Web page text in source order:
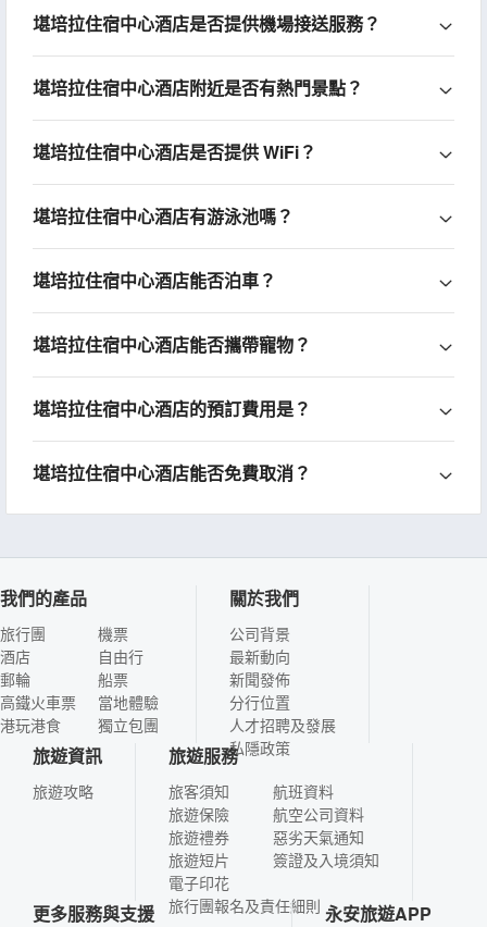
堪培拉住宿中心酒店是否提供機場接送服務？
堪培拉住宿中心酒店附近是否有熱門景點？
堪培拉住宿中心酒店是否提供 WiFi？
堪培拉住宿中心酒店有游泳池嗎？
堪培拉住宿中心酒店能否泊車？
堪培拉住宿中心酒店能否攜帶寵物？
堪培拉住宿中心酒店的預訂費用是？
堪培拉住宿中心酒店能否免費取消？
我們的產品
旅行團
酒店
郵輪
高鐵火車票
港玩港食
機票
自由行
船票
當地體驗
獨立包團
關於我們
公司背景
最新動向
新聞發佈
分行位置
人才招聘及發展
私隱政策
旅遊資訊
旅遊攻略
旅遊服務
旅客須知
旅遊保險
旅遊禮券
旅遊短片
電子印花
航班資料
航空公司資料
惡劣天氣通知
簽證及入境須知
旅行團報名及責任細則
更多服務與支援 永安旅遊APP